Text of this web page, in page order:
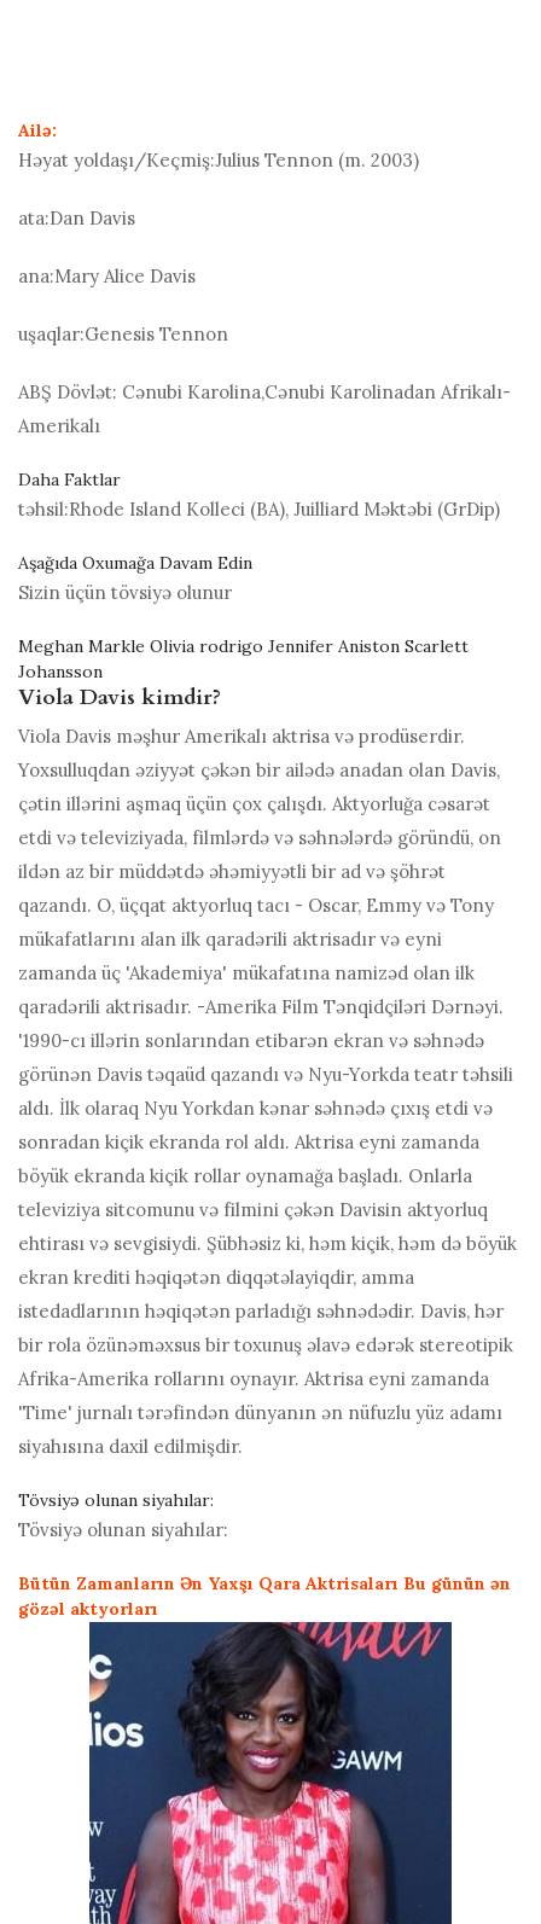
Ailə:
Həyat yoldaşı/Keçmiş:Julius Tennon (m. 2003)
ata:Dan Davis
ana:Mary Alice Davis
uşaqlar:Genesis Tennon
ABŞ Dövlət: Cənubi Karolina,Cənubi Karolinadan Afrikalı-
Amerikalı
Daha Faktlar
təhsil:Rhode Island Kolleci (BA), Juilliard Məktəbi (GrDip)
Aşağıda Oxumağa Davam Edin
Sizin üçün tövsiyə olunur
Meghan Markle Olivia rodrigo Jennifer Aniston Scarlett
Johansson
Viola Davis kimdir?
Viola Davis məşhur Amerikalı aktrisa və prodüserdir.
Yoxsulluqdan əziyyət çəkən bir ailədə anadan olan Davis,
çətin illərini aşmaq üçün çox çalışdı. Aktyorluğa cəsarət
etdi və televiziyada, filmlərdə və səhnələrdə göründü, on
ildən az bir müddətdə əhəmiyyətli bir ad və şöhrət
qazandı. O, üçqat aktyorluq tacı - Oscar, Emmy və Tony
mükafatlarını alan ilk qaradərili aktrisadır və eyni
zamanda üç 'Akademiya' mükafatına namizəd olan ilk
qaradərili aktrisadır. -Amerika Film Tənqidçiləri Dərnəyi.
'1990-cı illərin sonlarından etibarən ekran və səhnədə
görünən Davis təqaüd qazandı və Nyu-Yorkda teatr təhsili
aldı. İlk olaraq Nyu Yorkdan kənar səhnədə çıxış etdi və
sonradan kiçik ekranda rol aldı. Aktrisa eyni zamanda
böyük ekranda kiçik rollar oynamağa başladı. Onlarla
televiziya sitcomunu və filmini çəkən Davisin aktyorluq
ehtirası və sevgisiydi. Şübhəsiz ki, həm kiçik, həm də böyük
ekran krediti həqiqətən diqqətəlayiqdir, amma
istedadlarının həqiqətən parladığı səhnədədir. Davis, hər
bir rola özünəməxsus bir toxunuş əlavə edərək stereotipik
Afrika-Amerika rollarını oynayır. Aktrisa eyni zamanda
'Time' jurnalı tərəfindən dünyanın ən nüfuzlu yüz adamı
siyahısına daxil edilmişdir.
Tövsiyə olunan siyahılar:
Tövsiyə olunan siyahılar:
Bütün Zamanların Ən Yaxşı Qara Aktrisaları Bu günün ən
gözəl aktyorları